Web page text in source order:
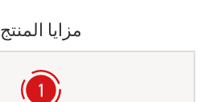
مزايا المنتج